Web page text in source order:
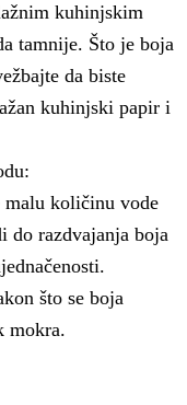
kuhinjskim
tamnije. Što je boja
da biste
kuhinjski papir i
malu količinu vode
do razdvajanja boja
što se boja
mokra.